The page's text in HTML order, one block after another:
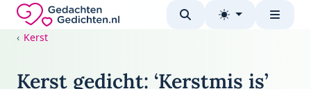
Direct naar de inhoud
Gedachten-Gedichten.nl — naar de homepage
Kerst
Kerst gedicht: ‘Kerstmis is’